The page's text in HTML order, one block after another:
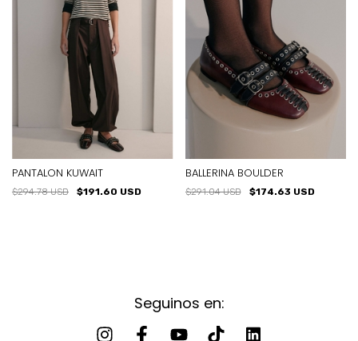
PANTALON KUWAIT
$294.78 USD $191.60 USD
BALLERINA BOULDER
$291.04 USD $174.63 USD
Seguinos en: